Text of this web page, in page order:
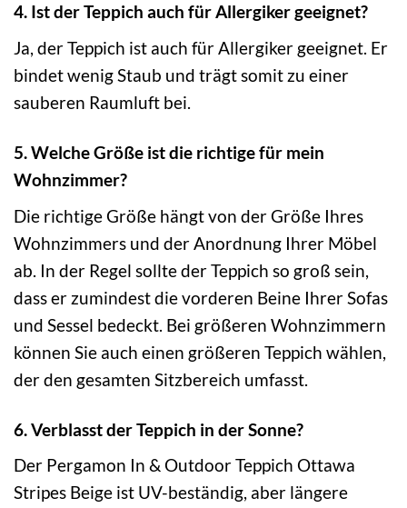
4. Ist der Teppich auch für Allergiker geeignet?
Ja, der Teppich ist auch für Allergiker geeignet. Er
bindet wenig Staub und trägt somit zu einer
sauberen Raumluft bei.
5. Welche Größe ist die richtige für mein
Wohnzimmer?
Die richtige Größe hängt von der Größe Ihres
Wohnzimmers und der Anordnung Ihrer Möbel
ab. In der Regel sollte der Teppich so groß sein,
dass er zumindest die vorderen Beine Ihrer Sofas
und Sessel bedeckt. Bei größeren Wohnzimmern
können Sie auch einen größeren Teppich wählen,
der den gesamten Sitzbereich umfasst.
6. Verblasst der Teppich in der Sonne?
Der Pergamon In & Outdoor Teppich Ottawa
Stripes Beige ist UV-beständig, aber längere